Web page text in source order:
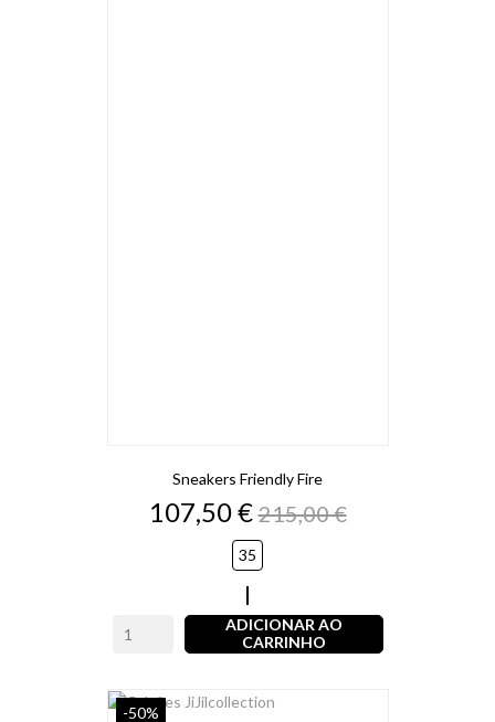
Sneakers Friendly Fire
Preço
107,50 €Preço
normal
215,00 €
35
ADICIONAR AO
CARRINHO
-50%